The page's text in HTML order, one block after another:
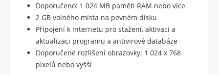
Doporučeno: 1 024 MB paměti RAM nebo více
2 GB volného místa na pevném disku
Připojení k internetu pro stažení, aktivaci a
aktualizaci programu a antivirové databáze
Doporučené rozlišení obrazovky: 1 024 x 768
pixelů nebo vyšší